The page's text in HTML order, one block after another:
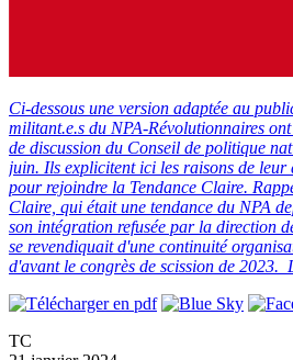
Ci-dessous une version adaptée au
militant.e.s du NPA-Révolutionnaires
de discussion du Conseil de politique
juin. Ils explicitent ici les raisons de
pour rejoindre la Tendance Claire.
Claire, qui était une tendance du NPA
son intégration refusée par la direction
se revendiquait d'une continuité
d'avant le congrès de scission de 2023.
TC